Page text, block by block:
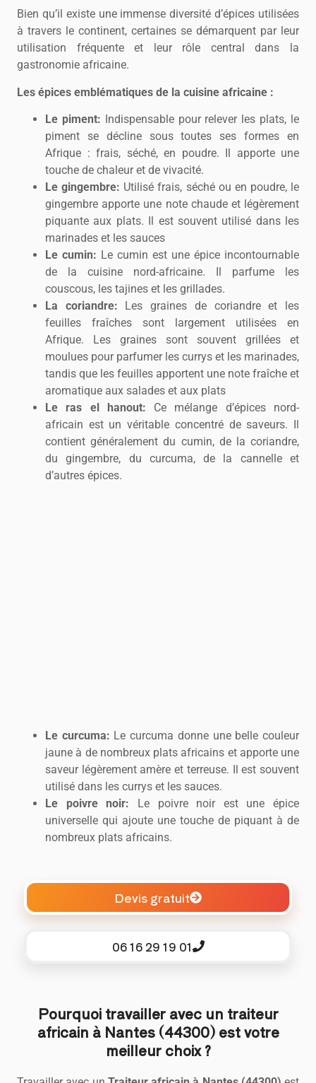
Bien qu’il existe une immense diversité d’épices utilisées
à travers le continent, certaines se démarquent par leur
utilisation fréquente et leur rôle central dans la
gastronomie africaine.
Les épices emblématiques de la cuisine africaine :
Le piment: Indispensable pour relever les plats, le
piment se décline sous toutes ses formes en
Afrique : frais, séché, en poudre. Il apporte une
touche de chaleur et de vivacité.
Le gingembre: Utilisé frais, séché ou en poudre, le
gingembre apporte une note chaude et légèrement
piquante aux plats. Il est souvent utilisé dans les
marinades et les sauces
Le cumin: Le cumin est une épice incontournable
de la cuisine nord-africaine. Il parfume les
couscous, les tajines et les grillades.
La coriandre: Les graines de coriandre et les
feuilles fraîches sont largement utilisées en
Afrique. Les graines sont souvent grillées et
moulues pour parfumer les currys et les marinades,
tandis que les feuilles apportent une note fraîche et
aromatique aux salades et aux plats
Le ras el hanout: Ce mélange d’épices nord-
africain est un véritable concentré de saveurs. Il
contient généralement du cumin, de la coriandre,
du gingembre, du curcuma, de la cannelle et
d’autres épices.
Le curcuma: Le curcuma donne une belle couleur
jaune à de nombreux plats africains et apporte une
saveur légèrement amère et terreuse. Il est souvent
utilisé dans les currys et les sauces.
Le poivre noir: Le poivre noir est une épice
universelle qui ajoute une touche de piquant à de
nombreux plats africains.
Devis gratuit
06 16 29 19 01
Pourquoi travailler avec un traiteur
africain à Nantes (44300) est votre
meilleur choix ?